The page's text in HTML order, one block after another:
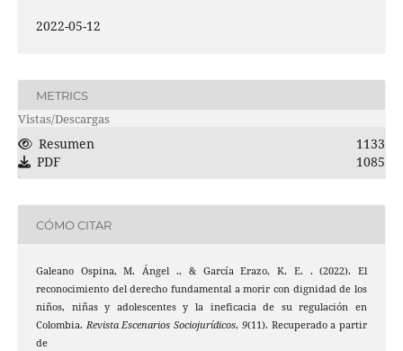
2022-05-12
METRICS
Vistas/Descargas
Resumen
1133
PDF
1085
CÓMO CITAR
Galeano Ospina, M. Ángel ., & García Erazo, K. E. . (2022). El
reconocimiento del derecho fundamental a morir con dignidad de los
niños, niñas y adolescentes y la ineficacia de su regulación en
Colombia. Revista Escenarios Sociojurídicos, 9(11). Recuperado a partir
de